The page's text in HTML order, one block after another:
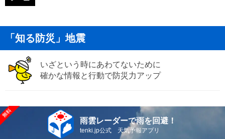
「知る防災」地震
いざという時にあわてないために
確かな情報と行動で防災力アップ
雨雲レーダーで雨を回避！
tenki.jp公式 天気予報アプリ